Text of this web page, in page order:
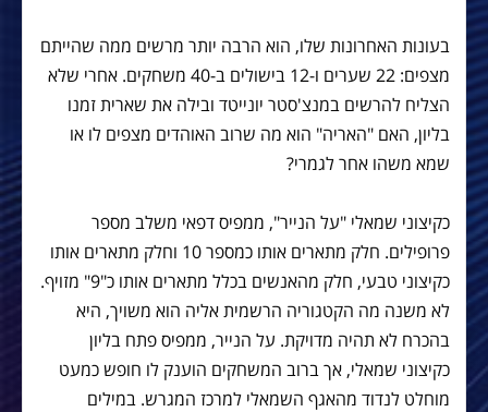
בעונות האחרונות שלו, הוא הרבה יותר מרשים ממה שהייתם
מצפים: 22 שערים ו-12 בישולים ב-40 משחקים. אחרי שלא
הצליח להרשים במנצ'סטר יונייטד ובילה את שארית זמנו
בליון, האם "האריה" הוא מה שרוב האוהדים מצפים לו או
שמא משהו אחר לגמרי?
כקיצוני שמאלי "על הנייר", ממפיס דפאי משלב מספר
פרופילים. חלק מתארים אותו כמספר 10 וחלק מתארים אותו
כקיצוני טבעי, חלק מהאנשים בכלל מתארים אותו כ"9" מזויף.
לא משנה מה הקטגוריה הרשמית אליה הוא משויך, היא
בהכרח לא תהיה מדויקת. על הנייר, ממפיס פתח בליון
כקיצוני שמאלי, אך ברוב המשחקים הוענק לו חופש כמעט
מוחלט לנדוד מהאגף השמאלי למרכז המגרש. במילים